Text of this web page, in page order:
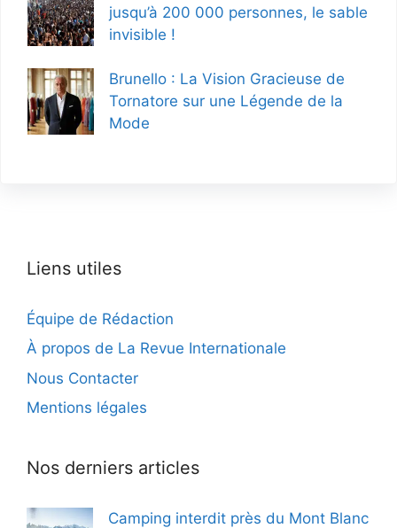
jusqu’à 200 000 personnes, le sable
invisible !
Brunello : La Vision Gracieuse de
Tornatore sur une Légende de la
Mode
Liens utiles
Équipe de Rédaction
À propos de La Revue Internationale
Nous Contacter
Mentions légales
Nos derniers articles
Camping interdit près du Mont Blanc